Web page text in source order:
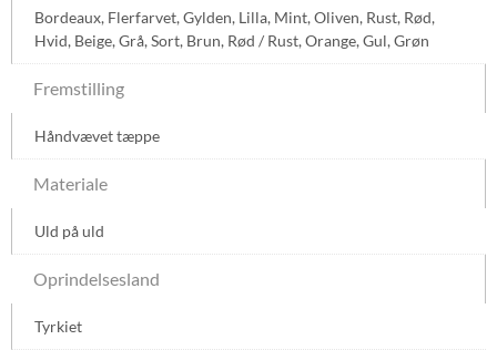
Bordeaux, Flerfarvet,Gylden, Lilla, Mint,Oliven, Rust, Rød,
Hvid, Beige,Grå,Sort, Brun, Rød / Rust,Orange,Gul,Grøn
Fremstilling
Håndvævet tæppe
Materiale
Uld på uld
Oprindelsesland
Tyrkiet